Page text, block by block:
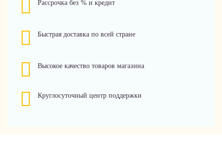
Рассрочка без % и кредит
Быстрая доставка по всей стране
Высокое качество товаров магазина
Круглосуточный центр поддержки